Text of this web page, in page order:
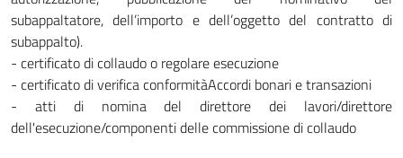
subappaltatore, dell’importo e dell’oggetto del contratto di
subappalto).
- certificato di collaudo o regolare esecuzione
- certificato di verifica conformitàAccordi bonari e transazioni
- atti di nomina del direttore dei lavori/direttore
dell'esecuzione/componenti delle commissione di collaudo